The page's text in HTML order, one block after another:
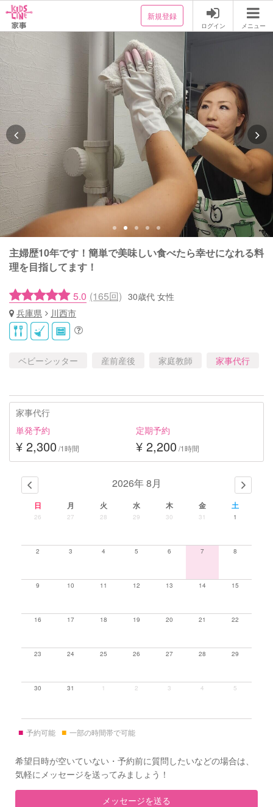
新規登録
ログイン メニュー
主婦歴10年です！簡単で美味しい食べたら幸せになれる料
理を目指してます！
5.0 (165回) 30歳代 女性
兵庫県
川西市
ベビーシッター 産前産後 家庭教師 家事代行
家事代行
単発予約
¥ 2,300 /1時間
定期予約
¥ 2,200 /1時間
2026年 8月
日 月 火 水 木 金 土
26 27 28 29 30 31 1
2 3 4 5 6 7 8
9 10 11 12 13 14 15
16 17 18 19 20 21 22
23 24 25 26 27 28 29
30 31 1 2 3 4 5
■ 予約可能 ■ 一部の時間帯で可能
希望日時が空いていない・予約前に質問したいなどの場合は、
気軽にメッセージを送ってみましょう！
メッセージを送る